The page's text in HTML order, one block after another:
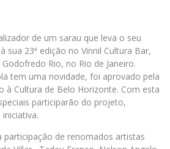
de um sarau que leva o seu
sua 23ª edição no Vinnil Cultura Bar,
Rio, no Rio de Janeiro.
tem uma novidade, foi aprovado pela
à Cultura de Belo Horizonte. Com esta
participarão do projeto,
participação de renomados artistas